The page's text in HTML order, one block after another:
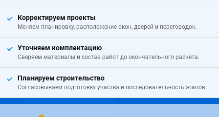
Корректируем проекты
Меняем планировку, расположение окон, дверей и перегородок.
Уточняем комплектацию
Сверяем материалы и состав работ до окончательного расчёта.
Планируем строительство
Согласовываем подготовку участка и последовательность этапов.